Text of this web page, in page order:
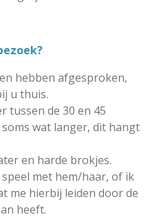
hebben afgesproken,
u thuis.
tussen de 30 en 45
wat langer, dit hangt
en harde brokjes.
met hem/haar, of ik
me hierbij leiden door de
heeft.